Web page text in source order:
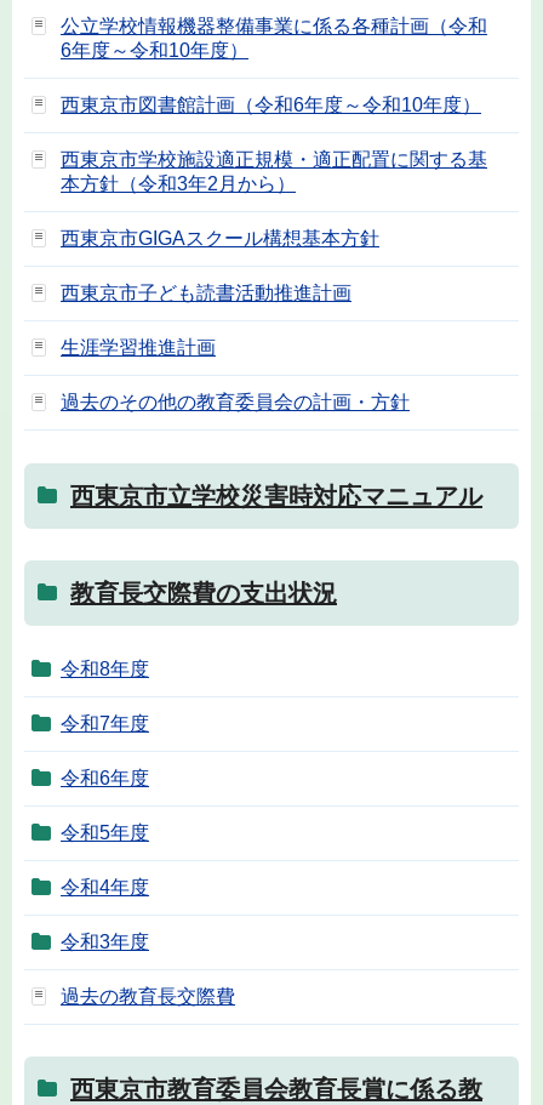
公立学校情報機器整備事業に係る各種計画（令和
6年度～令和10年度）
西東京市図書館計画（令和6年度～令和10年度）
西東京市学校施設適正規模・適正配置に関する基
本方針（令和3年2月から）
西東京市GIGAスクール構想基本方針
西東京市子ども読書活動推進計画
生涯学習推進計画
過去のその他の教育委員会の計画・方針
西東京市立学校災害時対応マニュアル
教育長交際費の支出状況
令和8年度
令和7年度
令和6年度
令和5年度
令和4年度
令和3年度
過去の教育長交際費
西東京市教育委員会教育長賞に係る教